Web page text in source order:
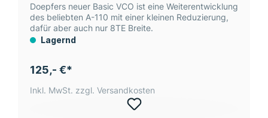
Doepfers neuer Basic VCO ist eine Weiterentwicklung
des beliebten A-110 mit einer kleinen Reduzierung,
dafür aber auch nur 8TE Breite.
Lagernd
125,- €*
Inkl. MwSt. zzgl. Versandkosten